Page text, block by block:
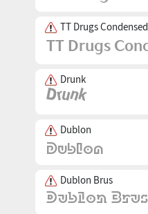
TT Drugs Condensed
Drunk
Dublon
Dublon Brus